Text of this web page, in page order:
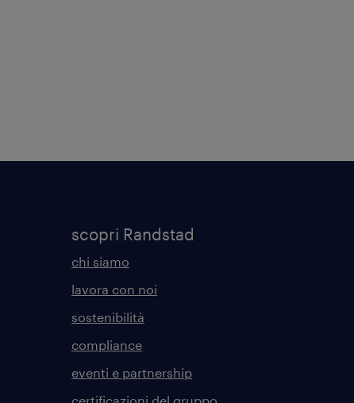
scopri Randstad
chi siamo
lavora con noi
sostenibilità
compliance
eventi e partnership